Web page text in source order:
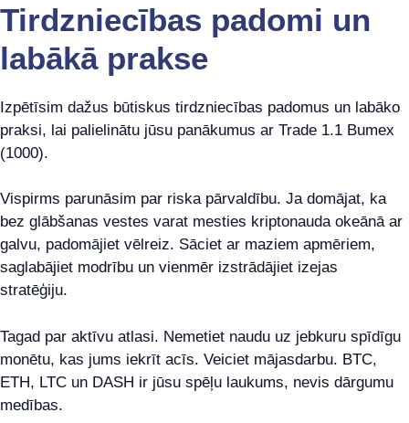
Tirdzniecības padomi un
labākā prakse
Izpētīsim dažus būtiskus tirdzniecības padomus un labāko
praksi, lai palielinātu jūsu panākumus ar Trade 1.1 Bumex
(1000).
Vispirms parunāsim par riska pārvaldību. Ja domājat, ka
bez glābšanas vestes varat mesties kriptonauda okeānā ar
galvu, padomājiet vēlreiz. Sāciet ar maziem apmēriem,
saglabājiet modrību un vienmēr izstrādājiet izejas
stratēģiju.
Tagad par aktīvu atlasi. Nemetiet naudu uz jebkuru spīdīgu
monētu, kas jums iekrīt acīs. Veiciet mājasdarbu. BTC,
ETH, LTC un DASH ir jūsu spēļu laukums, nevis dārgumu
medības.